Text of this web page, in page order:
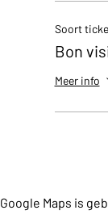
Soort
Bon
Meer info
Google Maps is